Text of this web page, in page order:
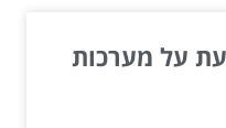
על מערכות